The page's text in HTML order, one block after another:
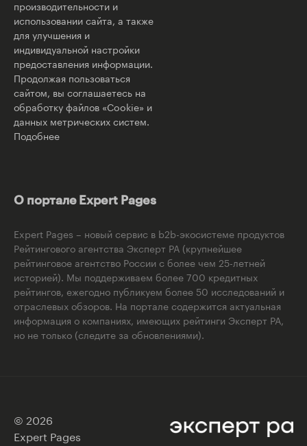
производительности и
использовании сайта, а также
для улучшения и
индивидуальной настройки
предоставления информации.
Продолжая пользоваться
сайтом, вы соглашаетесь на
обработку файлов «Cookie» и
данных метрических систем.
Подобнее
О портале Expert Pages
Expert Pages – новый сервис в b2b-экосистеме продуктов
Рейтингового агентства Эксперт РА (крупнейшее
рейтинговое агентство России с более чем 25-летней
историей). Мы поддерживаем более 700 кредитных
рейтингов, ежегодно публикуем более 50 исследований и
отраслевых обзоров. На портале содержится актуальная
информация о компаниях, имеющих рейтинги Эксперт РА,
но не только (следите за обновлениями).
© 2026
Expert Pages